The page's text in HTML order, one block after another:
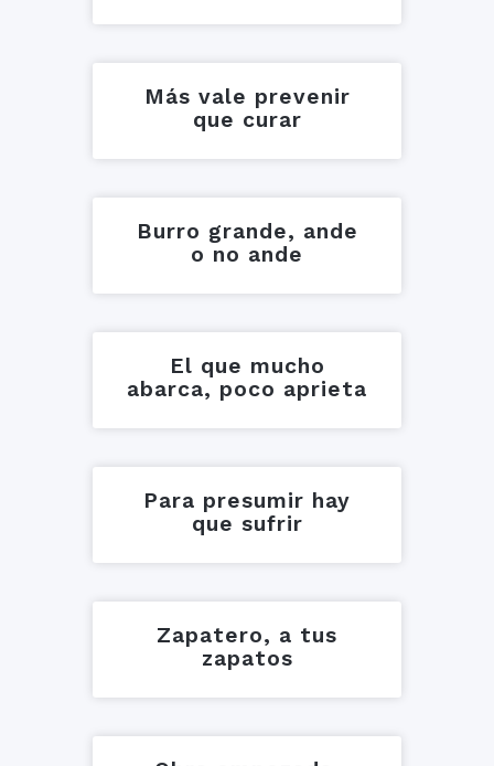
Más vale prevenir
que curar
Burro grande, ande
o no ande
El que mucho
abarca, poco aprieta
Para presumir hay
que sufrir
Zapatero, a tus
zapatos